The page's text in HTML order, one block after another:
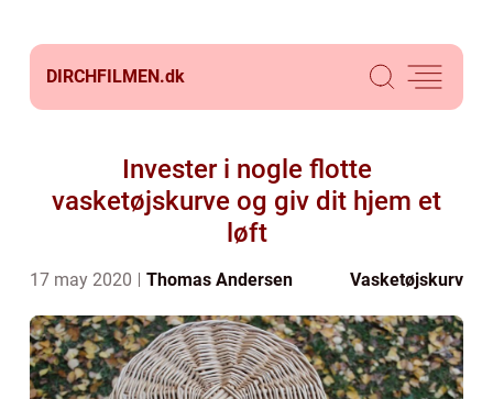
DIRCHFILMEN.dk
Invester i nogle flotte
vasketøjskurve og giv dit hjem et
løft
17 may 2020 Thomas Andersen Vasketøjskurv